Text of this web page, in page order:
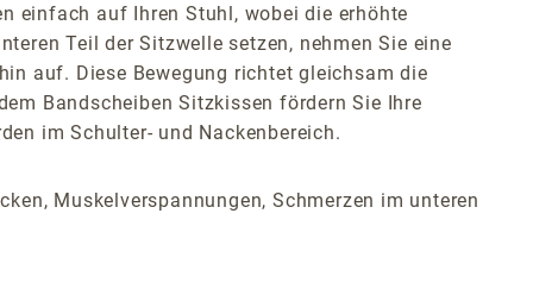
einfach auf Ihren Stuhl, wobei die erhöhte
Teil der Sitzwelle setzen, nehmen Sie eine
auf. Diese Bewegung richtet gleichsam die
Bandscheiben Sitzkissen fördern Sie Ihre
im Schulter- und Nackenbereich.
Muskelverspannungen, Schmerzen im unteren